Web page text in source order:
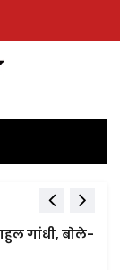
गांधी, बोले-